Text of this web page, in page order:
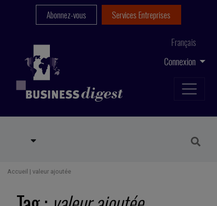
Connexion
Français
Abonnez-vous Services Entreprises
Accueil | valeur ajoutée